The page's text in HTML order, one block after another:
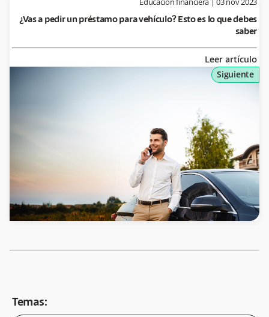
Siguiente
¿Vas a pedir un préstamo para vehículo? Esto es lo que debes
saber
Leer artículo
Temas: